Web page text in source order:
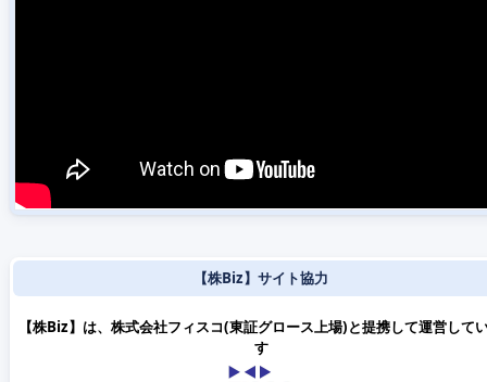
【株Biz】サイト協力
【株Biz】は、株式会社フィスコ(東証グロース上場)と提携して運営して
す